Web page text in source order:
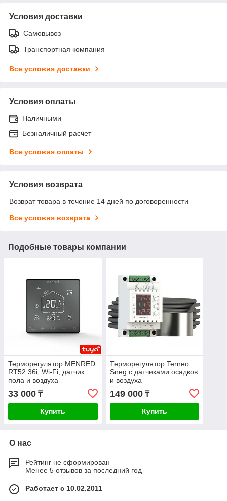
Условия доставки
Самовывоз
Транспортная компания
Все условия доставки
Условия оплаты
Наличными
Безналичный расчет
Все условия оплаты
Условия возврата
Возврат товара в течение 14 дней по договоренности
Все условия возврата
Подобные товары компании
Терморегулятор MENRED
RТ52.36i, Wi-Fi, датчик
пола и воздуха
33 000 ₸
Купить
Терморегулятор Terneo
Sneg c датчиками осадков
и воздуха
149 000₸
Купить
О нас
Рейтинг не сформирован
Менее 5 отзывов за последний год
Работает с 10.02.2011